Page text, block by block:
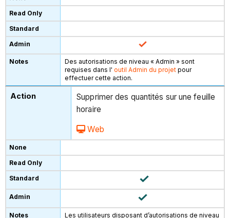
Des autorisations de niveau « Admin » sont
requises dans l'outil Admin du projet pour
effectuer cette action.
Supprimer des quantités sur une feuille
horaire
Web
Les utilisateurs disposant d’autorisations de niveau